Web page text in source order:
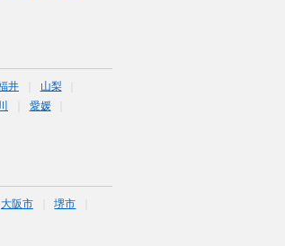
井
山梨
愛媛
大阪市
堺市